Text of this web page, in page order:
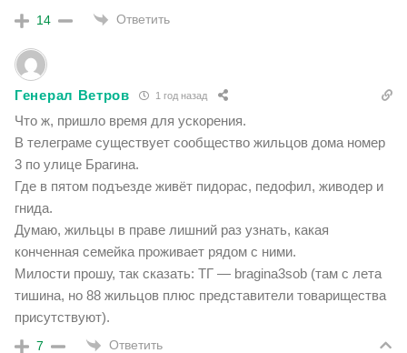
14 Ответить
Генерал Ветров 1 год назад
Что ж, пришло время для ускорения.
В телеграме существует сообщество жильцов дома номер
3 по улице Брагина.
Где в пятом подъезде живёт пидорас, педофил, живодер и
гнида.
Думаю, жильцы в праве лишний раз узнать, какая
конченная семейка проживает рядом с ними.
Милости прошу, так сказать: ТГ — bragina3sob (там с лета
тишина, но 88 жильцов плюс представители товарищества
присутствуют).
7 Ответить